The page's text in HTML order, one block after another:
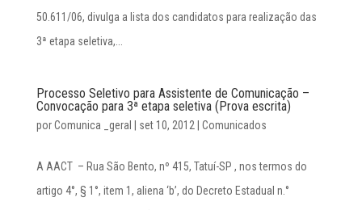
50.611/06, divulga a lista dos candidatos para realização das
3ª etapa seletiva,...
Processo Seletivo para Assistente de Comunicação –
Convocação para 3ª etapa seletiva (Prova escrita)
porComunica _geral set 10, 2012 Comunicados
A AACT – Rua São Bento, nº 415, Tatuí-SP , nos termos do
artigo 4°, § 1°, item 1, aliena ‘b’, do Decreto Estadual n.°